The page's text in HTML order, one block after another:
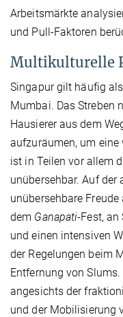
Arbeitsmärkte
und Pull-Faktoren
Multikulturelle
Singapur gilt häufig
Mumbai. Das Streben
Hausierer aus dem
aufzuräumen, um
ist in Teilen vor allem
unübersehbar. Auf der
unübersehbare
dem Ganapati-Fest, an
und einen intensiven
der Regelungen beim
Entfernung von
angesichts der
und der Mobilisierung